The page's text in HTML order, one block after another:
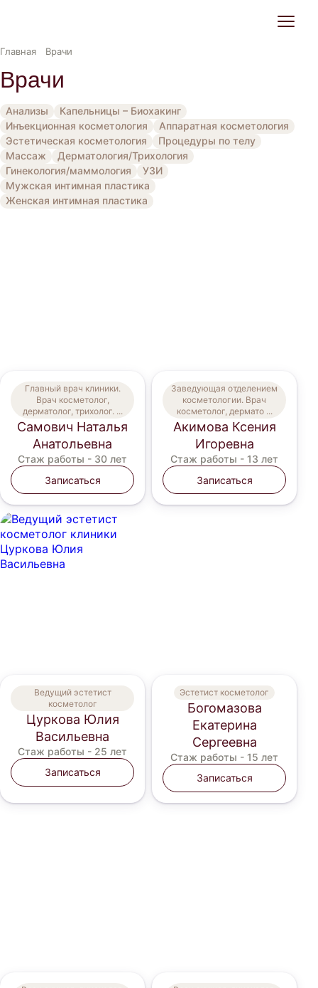
Главная Врачи
Врачи
Анализы
Капельницы – Биохакинг
Инъекционная косметология
Аппаратная косметология
Эстетическая косметология
Процедуры по телу
Массаж
Дерматология/Трихология
Гинекология/маммология
УЗИ
Мужская интимная пластика
Женская интимная пластика
Главный врач клиники.
Врач косметолог,
дерматолог, трихолог. ...
Самович Наталья
Анатольевна
Стаж работы - 30 лет
Записаться
Заведующая отделением
косметологии. Врач
косметолог, дермато ...
Акимова Ксения
Игоревна
Стаж работы - 13 лет
Записаться
Ведущий эстетист
косметолог
Цуркова Юлия
Васильевна
Стаж работы - 25 лет
Записаться
Эстетист косметолог
Богомазова
Екатерина
Сергеевна
Стаж работы - 15 лет
Записаться